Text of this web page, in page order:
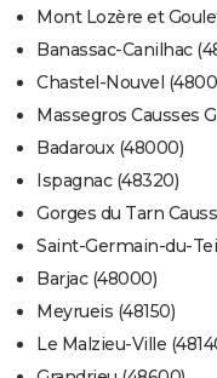
Mont Lozère et
Banassac-Canilhac
Chastel-Nouvel
Massegros Causses
Badaroux (48000)
Ispagnac (48320)
Gorges du Tarn
Saint-Germain-du-
Barjac (48000)
Meyrueis (48150)
Le Malzieu-Ville